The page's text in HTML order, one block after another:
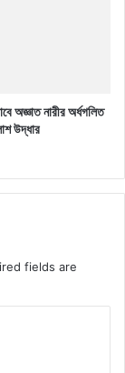
অজ্ঞাত নারীর অর্ধগলিত
উদ্ধার
fields are